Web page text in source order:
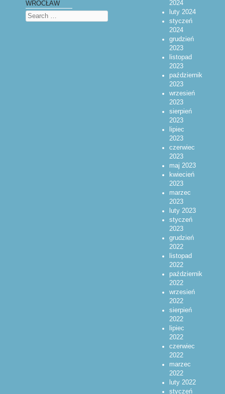
WROCŁAW
Search
2024
luty 2024
styczeń
2024
grudzień
2023
listopad
2023
październik
2023
wrzesień
2023
sierpień
2023
lipiec
2023
czerwiec
2023
maj 2023
kwiecień
2023
marzec
2023
luty 2023
styczeń
2023
grudzień
2022
listopad
2022
październik
2022
wrzesień
2022
sierpień
2022
lipiec
2022
czerwiec
2022
marzec
2022
luty 2022
styczeń